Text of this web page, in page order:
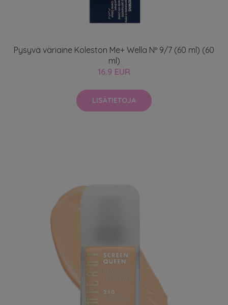
Pysyvä väriaine Koleston Me+ Wella Nº 9/7 (60 ml) (60
ml)
16.9 EUR
LISÄTIETOJA